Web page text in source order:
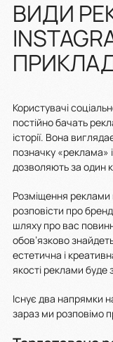
ВИДИ
Користувачі
постійно бачать
історії. Вона
позначку «реклама»
дозволяють за один
Розміщення реклами
розповісти про
шляху про вас
обов’язково
естетична і
якості реклами буде
Існує два напрямки
зараз ми розповімо